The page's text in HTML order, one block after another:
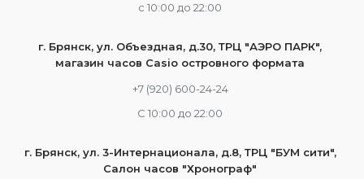
c 10:00 до 22:00
г. Брянск, ул. Объездная, д.30, ТРЦ "АЭРО ПАРК",
магазин часов Casio островного формата
+7 (920) 600-24-24
С 10:00 до 22:00
г. Брянск, ул. 3-Интернационала, д.8, ТРЦ "БУМ сити",
Салон часов "Хронограф"